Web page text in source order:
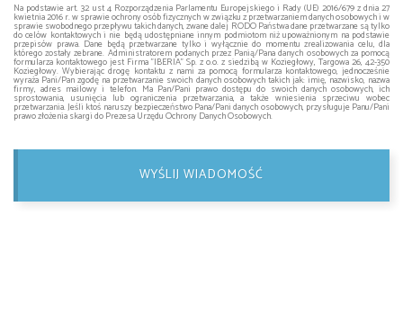
Na podstawie art. 32 ust 4 Rozporządzenia Parlamentu Europejskiego i Rady (UE) 2016/679 z dnia 27
kwietnia 2016 r. w sprawie ochrony osób fizycznych w związku z przetwarzaniem danych osobowych i w
sprawie swobodnego przepływu takich danych, zwane dalej RODO Państwa dane przetwarzane są tylko
do celów kontaktowych i nie będą udostępniane innym podmiotom niż upoważnionym na podstawie
przepisów prawa. Dane będą przetwarzane tylko i wyłącznie do momentu zrealizowania celu, dla
którego zostały zebrane. Administratorem podanych przez Panią/Pana danych osobowych za pomocą
formularza kontaktowego jest Firma "IBERIA" Sp. z o.o. z siedzibą w Koziegłowy, Targowa 26, 42-350
Koziegłowy. Wybierając drogę kontaktu z nami za pomocą formularza kontaktowego, jednocześnie
wyraża Pani/Pan zgodę na przetwarzanie swoich danych osobowych takich jak: imię, nazwisko, nazwa
firmy, adres mailowy i telefon. Ma Pan/Pani prawo dostępu do swoich danych osobowych, ich
sprostowania, usunięcia lub ograniczenia przetwarzania, a także wniesienia sprzeciwu wobec
przetwarzania. Jeśli ktoś naruszy bezpieczeństwo Pana/Pani danych osobowych, przysługuje Panu/Pani
prawo złożenia skargi do Prezesa Urzędu Ochrony Danych Osobowych.
WYŚLIJ WIADOMOŚĆ